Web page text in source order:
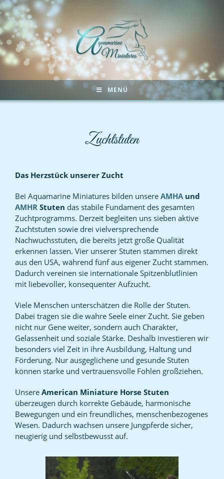
MENÜ
Zuchtstuten
Das Herzstück unserer Zucht
Bei Aquamarine Miniatures bilden unsere AMHA und
AMHR Stuten das stabile Fundament des gesamten
Zuchtprogramms. Derzeit begleiten uns sieben aktive
Zuchtstuten sowie drei vielversprechende
Nachwuchsstuten, die bereits jetzt große Qualität
erkennen lassen. Vier unserer Stuten stammen direkt
aus den USA, während fünf aus eigener Zucht stammen.
Dadurch vereinen sie internationale Spitzenblutlinien
mit liebevoller, konsequenter Aufzucht.
Viele Menschen unterschätzen die Rolle der Stuten.
Dabei tragen sie die wahre Seele einer Zucht. Sie geben
nicht nur Gene weiter, sondern auch Charakter,
Gelassenheit und soziale Stärke. Deshalb investieren wir
besonders viel Zeit in ihre Ausbildung, Haltung und
Förderung. Nur ausgeglichene und gesunde Stuten
können starke und vertrauensvolle Fohlen großziehen.
Unsere American Miniature Horse Stuten
überzeugen durch korrekte Gebäude, harmonische
Bewegungen und ein freundliches, menschenbezogenes
Wesen. Dadurch wachsen unsere Jungpferde sicher,
neugierig und selbstbewusst auf.